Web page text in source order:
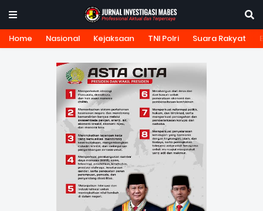
Home Nasional Kejaksaan TNI Polri Suara Rakyat